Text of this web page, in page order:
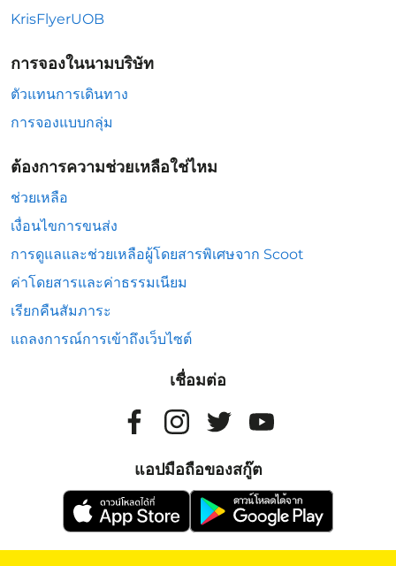
KrisFlyerUOB
การจองในนามบริษัท
ตัวแทนการเดินทาง
การจองแบบกลุ่ม
ต้องการความช่วยเหลือใช่ไหม
ช่วยเหลือ
เงื่อนไขการขนส่ง
การดูแลและช่วยเหลือผู้โดยสารพิเศษจาก Scoot
ค่าโดยสารและค่าธรรมเนียม
เรียกคืนสัมภาระ
แถลงการณ์การเข้าถึงเว็บไซต์
เชื่อมต่อ
แอปมือถือของสกู๊ต